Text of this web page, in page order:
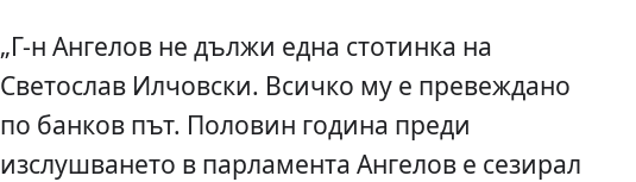
„Г-н Ангелов не дължи една стотинка на
Светослав Илчовски. Всичко му е превеждано
по банков път. Половин година преди
изслушването в парламента Ангелов е сезирал